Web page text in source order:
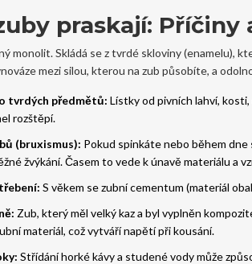
praskají:
monolit. Skládá se z tvrdé skloviny (enamelu),
mezi silou, kterou na zub působíte, a
tvrdých předmětů: Lístky od pivních lahví,
rozštěpí.
(bruxismus): Pokud spinkáte nebo během
žvýkání. Časem to vede k únavě materiálu a
S věkem se zubní cementum (materiál
Zub, který měl velký kaz a byl vyplněn
materiál, což vytváří napětí při kousání.
Střídání horké kávy a studené vody může